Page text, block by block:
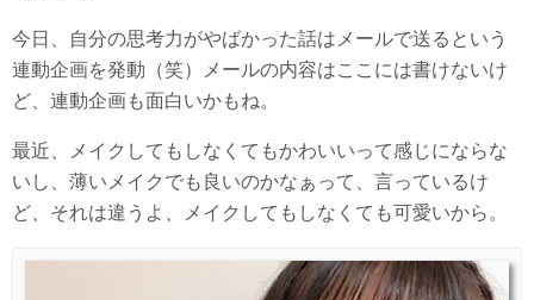
今日、自分の思考力がやばかった話はメールで送るという
連動企画を発動（笑）メールの内容はここには書けないけ
ど、連動企画も面白いかもね。
最近、メイクしてもしなくてもかわいいって感じにならな
いし、薄いメイクでも良いのかなぁって、言っているけ
ど、それは違うよ、メイクしてもしなくても可愛いから。